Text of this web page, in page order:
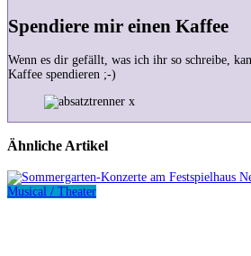
Spendiere mir einen Kaffee
Wenn es dir gefällt, was ich ihr so schreibe,
Kaffee spendieren ;-)
Ähnliche Artikel
Musical / Theater